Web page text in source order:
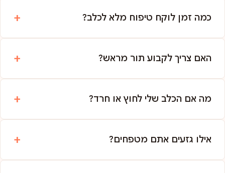
כמה זמן לוקח טיפוח מלא לכלב?
האם צריך לקבוע תור מראש?
מה אם הכלב שלי לחוץ או חרד?
אילו גזעים אתם מטפחים?